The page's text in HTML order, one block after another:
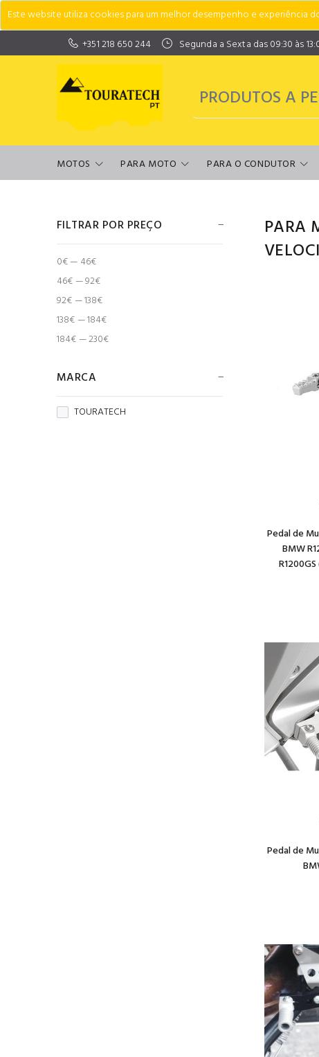
Este website utiliza cookies para um melhor desempenho e experiência
+351 218 650 244
Segunda a Sexta das 09:30 às
MOTOS PARA MOTO PARA O CONDUTOR
FILTRAR POR PREÇO
0€ — 46€
46€ — 92€
92€ — 138€
138€ — 184€
184€ — 230€
MARCA
TOURATECH
PARA
Pedal de
BMW
Pedal de